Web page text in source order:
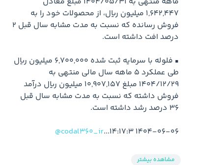
1404-06-06 14:17:3...
@codal360_ir
مشاهده بیشتر